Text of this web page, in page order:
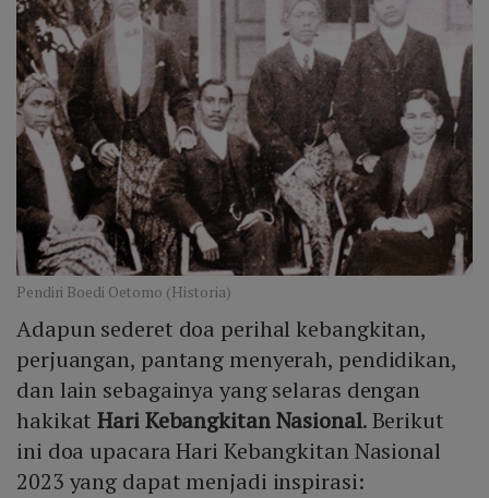
Pendiri Boedi Oetomo (Historia)
Adapun sederet doa perihal kebangkitan,
perjuangan, pantang menyerah, pendidikan,
dan lain sebagainya yang selaras dengan
hakikatHari Kebangkitan Nasional. Berikut
ini doa upacara Hari Kebangkitan Nasional
2023 yang dapat menjadi inspirasi: